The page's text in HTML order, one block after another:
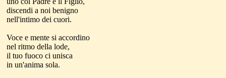
discendi a noi benigno
nell'intimo dei cuori.
Voce e mente si accordino
nel ritmo della lode,
il tuo fuoco ci unisca
in un'anima sola.